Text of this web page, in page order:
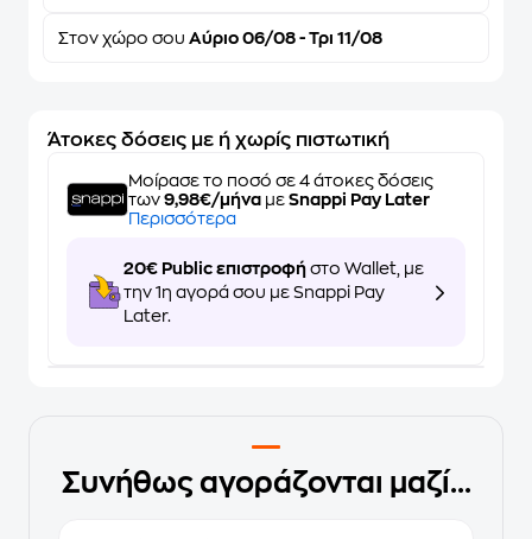
Στον χώρο σου Αύριο 06/08 - Τρι 11/08
Άτοκες δόσεις με ή χωρίς πιστωτική
Μοίρασε το ποσό σε 4 άτοκες δόσεις
των 9,98€/μήνα με Snappi Pay Later
Περισσότερα
20€ Public επιστροφή στο Wallet, με
την 1η αγορά σου με Snappi Pay
Later.
Συνήθως αγοράζονται μαζί...